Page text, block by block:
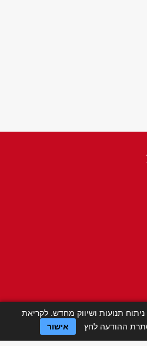
Click a Table
תנועות ושיווק מחדש. לקריאת
ההודעה לחץ אישור